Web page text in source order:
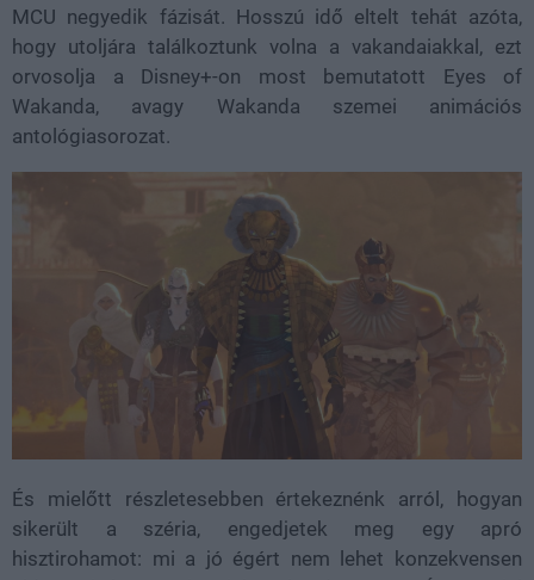
MCU negyedik fázisát. Hosszú idő eltelt tehát azóta,
hogy utoljára találkoztunk volna a vakandaiakkal, ezt
orvosolja a Disney+-on most bemutatott Eyes of
Wakanda, avagy Wakanda szemei animációs
antológiasorozat.
És mielőtt részletesebben értekeznénk arról, hogyan
sikerült a széria, engedjetek meg egy apró
hisztirohamot: mi a jó égért nem lehet konzekvensen